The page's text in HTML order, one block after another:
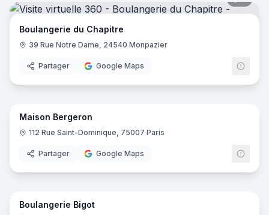
Boulangerie du Chapitre
39 Rue Notre Dame, 24540 Monpazier
Partager Google Maps
5
Maison Bergeron
112 Rue Saint-Dominique, 75007 Paris
Partager Google Maps
7
Boulangerie Bigot